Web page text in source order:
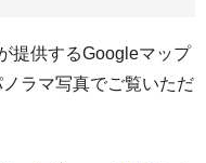
提供するGoogleマップ
ラマ写真でご覧いただ